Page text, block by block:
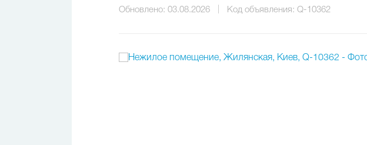
Обновлено: 03.08.2026 Код объявления: Q-10362